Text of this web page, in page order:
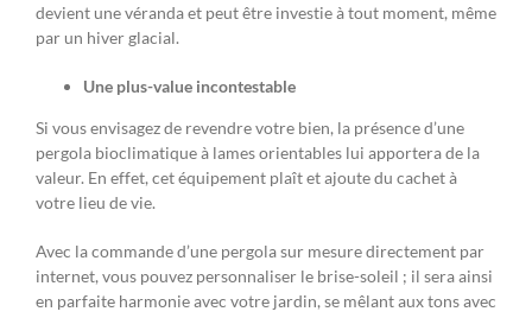
devient une véranda et peut être investie à tout moment, même
par un hiver glacial.
Une plus-value incontestable
Si vous envisagez de revendre votre bien, la présence d’une
pergola bioclimatique à lames orientables lui apportera de la
valeur. En effet, cet équipement plaît et ajoute du cachet à
votre lieu de vie.
Avec la commande d’une pergola sur mesure directement par
internet, vous pouvez personnaliser le brise-soleil ; il sera ainsi
en parfaite harmonie avec votre jardin, se mêlant aux tons avec